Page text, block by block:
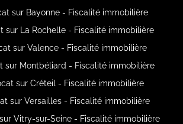
sur Bayonne - Fiscalité immobilière
sur La Rochelle - Fiscalité immobilière
sur Valence - Fiscalité immobilière
sur Montbéliard - Fiscalité immobilière
sur Créteil - Fiscalité immobilière
sur Versailles - Fiscalité immobilière
Vitry-sur-Seine - Fiscalité immobilière